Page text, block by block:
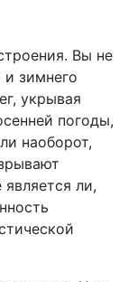
Вы не
и зимнего
укрывая
погоды,
наоборот,
ли,